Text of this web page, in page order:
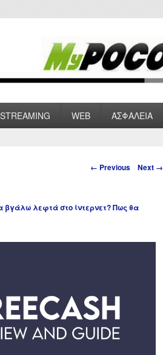
WEB ΑΣΦΑΛΕΙΑ
Image
← Previous Next →
βγάλω λεφτά στο ίντερνετ? Πως θα